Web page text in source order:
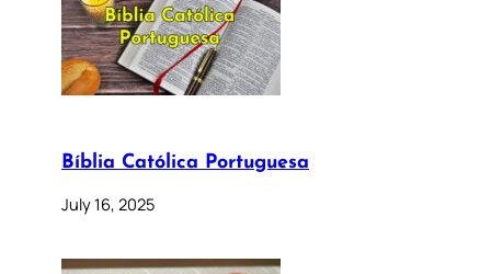
Bíblia Católica Portuguesa
July 16, 2025